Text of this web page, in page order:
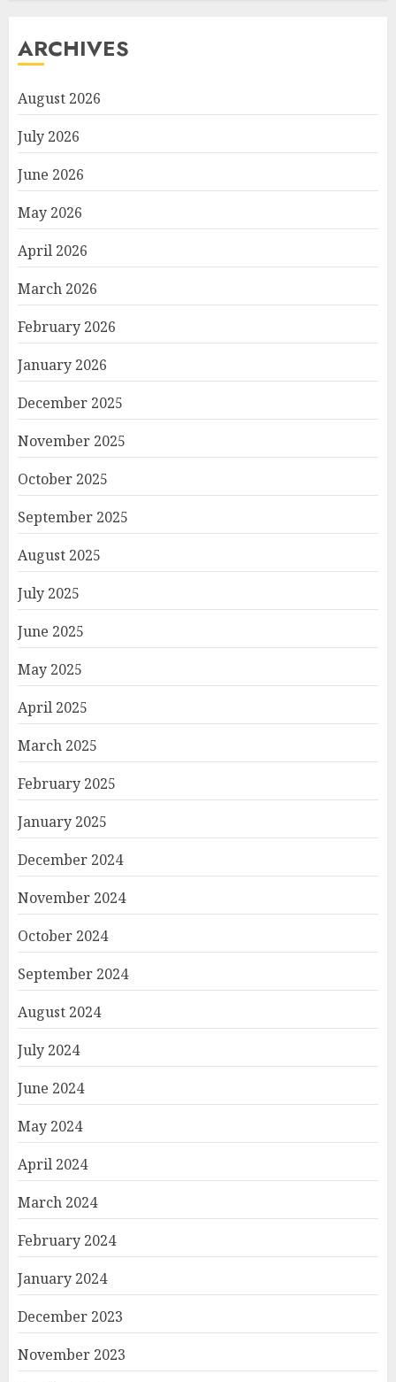
ARCHIVES
August 2026
July 2026
June 2026
May 2026
April 2026
March 2026
February 2026
January 2026
December 2025
November 2025
October 2025
September 2025
August 2025
July 2025
June 2025
May 2025
April 2025
March 2025
February 2025
January 2025
December 2024
November 2024
October 2024
September 2024
August 2024
July 2024
June 2024
May 2024
April 2024
March 2024
February 2024
January 2024
December 2023
November 2023